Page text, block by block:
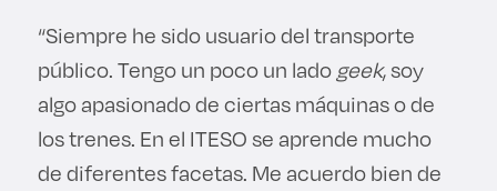
“Siempre he sido usuario del transporte
público. Tengo un poco un ladogeek, soy
algo apasionado de ciertas máquinas o de
los trenes. En el ITESO se aprende mucho
de diferentes facetas. Me acuerdo bien de